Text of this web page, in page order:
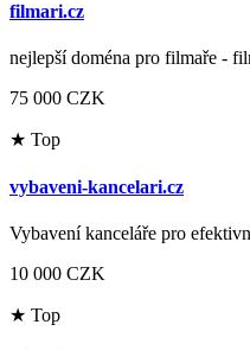
filmari.cz
nejlepší doména pro filmaře -
75 000 CZK
★ Top
vybaveni-kancelari.cz
Vybavení kanceláře pro
10 000 CZK
★ Top